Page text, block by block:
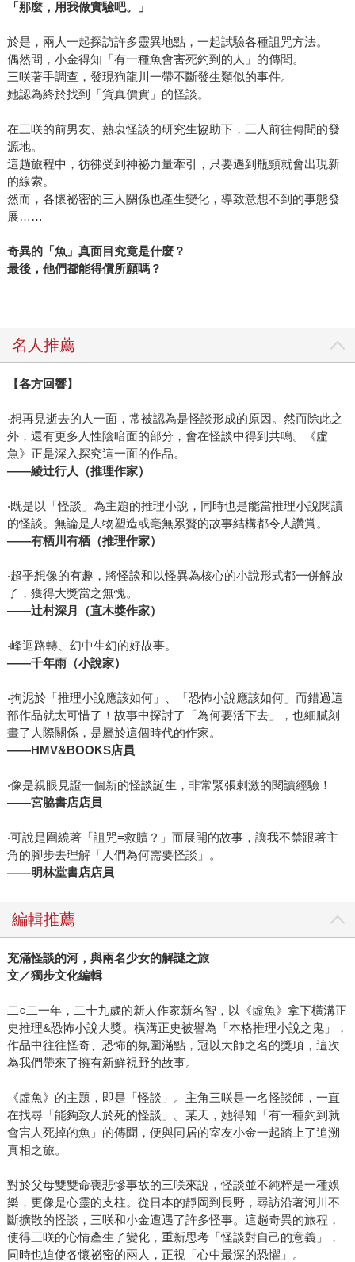
「那麼，用我做實驗吧。」
於是，兩人一起探訪許多靈異地點，一起試驗各種詛咒方法。
偶然間，小金得知「有一種魚會害死釣到的人」的傳聞。
三咲著手調查，發現狗龍川一帶不斷發生類似的事件。
她認為終於找到「貨真價實」的怪談。
在三咲的前男友、熱衷怪談的研究生協助下，三人前往傳聞的發
源地。
這趟旅程中，彷彿受到神祕力量牽引，只要遇到瓶頸就會出現新
的線索。
然而，各懷祕密的三人關係也產生變化，導致意想不到的事態發
展……
奇異的「魚」真面目究竟是什麼？
最後，他們都能得償所願嗎？
名人推薦
【各方回響】
‧想再見逝去的人一面，常被認為是怪談形成的原因。然而除此之
外，還有更多人性陰暗面的部分，會在怪談中得到共鳴。《虛
魚》正是深入探究這一面的作品。
——綾辻行人（推理作家）
‧既是以「怪談」為主題的推理小說，同時也是能當推理小說閱讀
的怪談。無論是人物塑造或毫無累贅的故事結構都令人讚賞。
——有栖川有栖（推理作家）
‧超乎想像的有趣，將怪談和以怪異為核心的小說形式都一併解放
了，獲得大獎當之無愧。
——辻村深月（直木獎作家）
‧峰迴路轉、幻中生幻的好故事。
——千年雨（小說家）
‧拘泥於「推理小說應該如何」、「恐怖小說應該如何」而錯過這
部作品就太可惜了！故事中探討了「為何要活下去」，也細膩刻
畫了人際關係，是屬於這個時代的作家。
——HMV&BOOKS店員
‧像是親眼見證一個新的怪談誕生，非常緊張刺激的閱讀經驗！
——宮脇書店店員
‧可說是圍繞著「詛咒=救贖？」而展開的故事，讓我不禁跟著主
角的腳步去理解「人們為何需要怪談」。
——明林堂書店店員
編輯推薦
充滿怪談的河，與兩名少女的解謎之旅
文／獨步文化編輯
二○二一年，二十九歲的新人作家新名智，以《虛魚》拿下橫溝正
史推理&恐怖小說大獎。橫溝正史被譽為「本格推理小說之鬼」，
作品中往往怪奇、恐怖的氛圍滿點，冠以大師之名的獎項，這次
為我們帶來了擁有新鮮視野的故事。
《虛魚》的主題，即是「怪談」。主角三咲是一名怪談師，一直
在找尋「能夠致人於死的怪談」。某天，她得知「有一種釣到就
會害人死掉的魚」的傳聞，便與同居的室友小金一起踏上了追溯
真相之旅。
對於父母雙雙命喪悲慘事故的三咲來說，怪談並不純粹是一種娛
樂，更像是心靈的支柱。從日本的靜岡到長野，尋訪沿著河川不
斷擴散的怪談，三咲和小金遭遇了許多怪事。這趟奇異的旅程，
使得三咲的心情產生了變化，重新思考「怪談對自己的意義」，
同時也迫使各懷祕密的兩人，正視「心中最深的恐懼」。